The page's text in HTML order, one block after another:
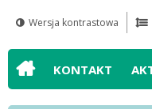
Przejdź do
głównego
menu
Przejdź do
treści
Przejdź do
wyszukiwarki
Przejdź do
mapy serwisu
Wersja kontrastowa
KONTAKT